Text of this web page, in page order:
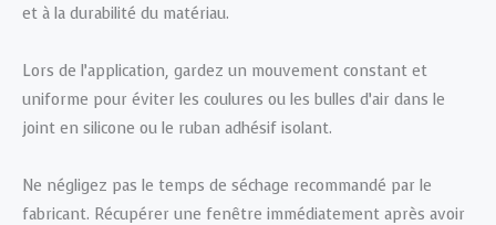
et à la durabilité du matériau.
Lors de l’application, gardez un mouvement constant et
uniforme pour éviter les coulures ou les bulles d’air dans le
joint en silicone ou le ruban adhésif isolant.
Ne négligez pas le temps de séchage recommandé par le
fabricant. Récupérer une fenêtre immédiatement après avoir